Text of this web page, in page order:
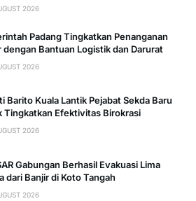
2026
Padang Tingkatkan Penanganan
dengan Bantuan Logistik dan Darurat
2026
Barito Kuala Lantik Pejabat Sekda Baru
Tingkatkan Efektivitas Birokrasi
2026
Gabungan Berhasil Evakuasi Lima
dari Banjir di Koto Tangah
2026